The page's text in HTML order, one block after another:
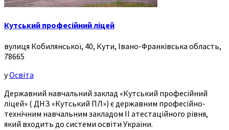
Кутський професійний ліцей
вулиця Кобилянської, 40, Кути, Івано-Франківська область,
78665
уОсвіта
Державний навчальний заклад «Кутський професійний
ліцей» ( ДНЗ «Кутський ПЛ») є державним професійно-
технічним навчальним закладом ІІ атестаційного рівня,
який входить до системи освіти України.